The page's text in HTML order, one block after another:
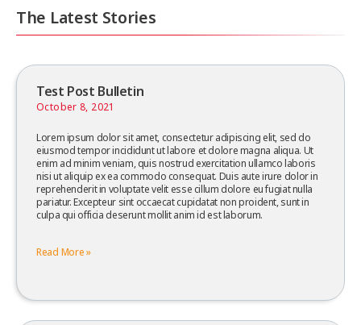
The Latest Stories
Test Post Bulletin
October 8, 2021
Lorem ipsum dolor sit amet, consectetur adipiscing elit, sed do
eiusmod tempor incididunt ut labore et dolore magna aliqua. Ut
enim ad minim veniam, quis nostrud exercitation ullamco laboris
nisi ut aliquip ex ea commodo consequat. Duis aute irure dolor in
reprehenderit in voluptate velit esse cillum dolore eu fugiat nulla
pariatur. Excepteur sint occaecat cupidatat non proident, sunt in
culpa qui officia deserunt mollit anim id est laborum.
Read More »